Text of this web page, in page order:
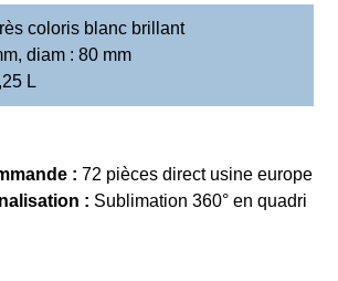
coloris blanc brillant
diam : 80 mm
L
: 72 pièces direct usine europe
: Sublimation 360° en quadri